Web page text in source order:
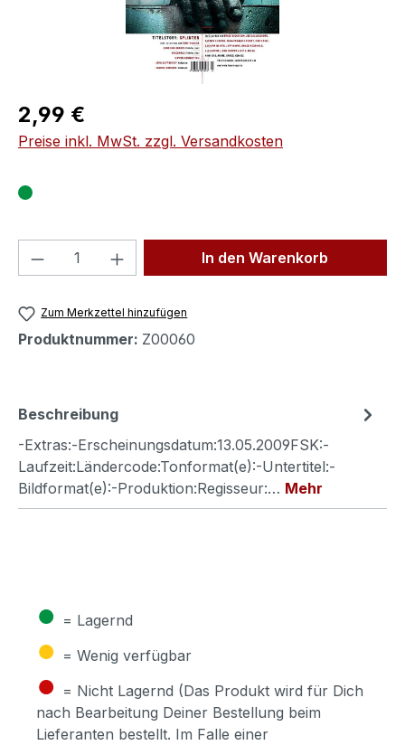
Regulärer Preis:
2,99 €
Preise inkl. MwSt. zzgl. Versandkosten
Produkt Anzahl: Gib denIn den Warenkorb
Zum Merkzettel hinzufügen
Produktnummer: Z00060
Beschreibung
-Extras:-Erscheinungsdatum:13.05.2009FSK:-
Laufzeit:Ländercode:Tonformat(e):-Untertitel:-
Bildformat(e):-Produktion:Regisseur:… Mehr
● = Lagernd
● = Wenig verfügbar
● = Nicht Lagernd (Das Produkt wird für Dich
nach Bearbeitung Deiner Bestellung beim
Lieferanten bestellt. Im Falle einer